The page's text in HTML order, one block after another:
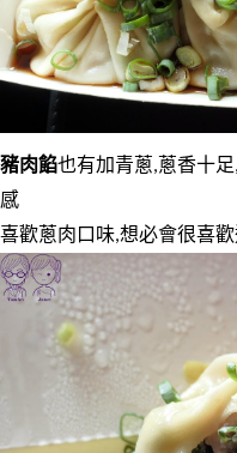
豬肉餡也有加青蔥,蔥香十
感
喜歡蔥肉口味,想必會很喜